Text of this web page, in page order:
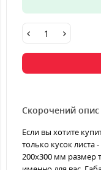
Скорочений опис
Если вы хотите
только кусок листа
200х300 мм размер